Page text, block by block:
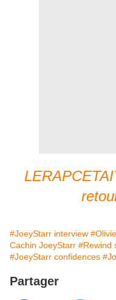
#JoeyStarr interview
Cachin JoeyStarr #Rewind
#JoeyStarr confidences
Partager